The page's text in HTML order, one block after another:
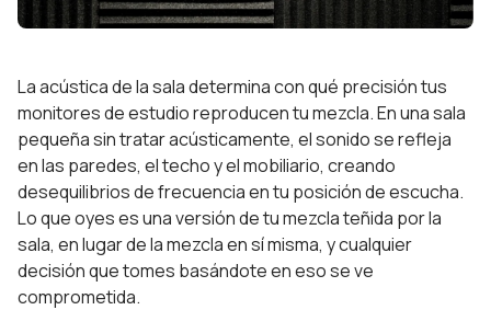
La acústica de la sala determina con qué precisión tus
monitores de estudio reproducen tu mezcla. En una sala
pequeña sin tratar acústicamente, el sonido se refleja
en las paredes, el techo y el mobiliario, creando
desequilibrios de frecuencia en tu posición de escucha.
Lo que oyes es una versión de tu mezcla teñida por la
sala, en lugar de la mezcla en sí misma, y cualquier
decisión que tomes basándote en eso se ve
comprometida.